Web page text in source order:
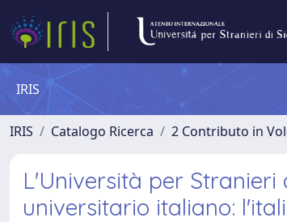
IRIS
IRIS Catalogo Ricerca 2 Contributo in
L'Università per Stranieri
universitario italiano: